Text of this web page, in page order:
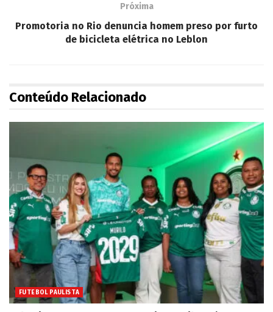
Próxima
Promotoria no Rio denuncia homem preso por furto
de bicicleta elétrica no Leblon
Conteúdo Relacionado
FUTEBOL PAULISTA